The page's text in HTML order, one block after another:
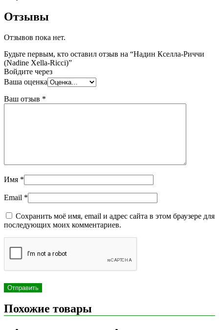
Отзывы
Отзывов пока нет.
Будьте первым, кто оставил отзыв на “Надин Кселла-Риччи
(Nadine Xella-Ricci)”
Войдите через
Ваша оценка
Ваш отзыв *
Имя *
Email *
Сохранить моё имя, email и адрес сайта в этом браузере для
последующих моих комментариев.
Похожие товары